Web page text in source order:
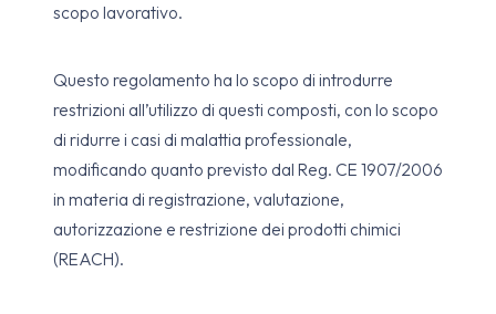
scopo lavorativo.
Questo regolamento ha lo scopo di introdurre
restrizioni all’utilizzo di questi composti, con lo scopo
di ridurre i casi di malattia professionale,
modificando quanto previsto dal Reg. CE 1907/2006
in materia di registrazione, valutazione,
autorizzazione e restrizione dei prodotti chimici
(REACH).